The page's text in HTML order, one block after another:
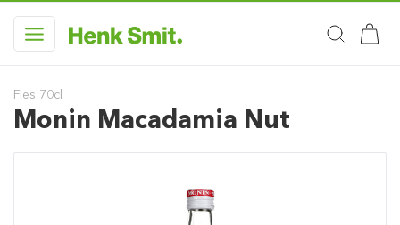
Fles 70cl
Monin Macadamia Nut